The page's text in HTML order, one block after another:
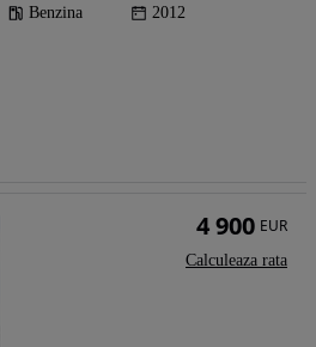
Benzina 2012
4 900 EUR
Calculeaza rata